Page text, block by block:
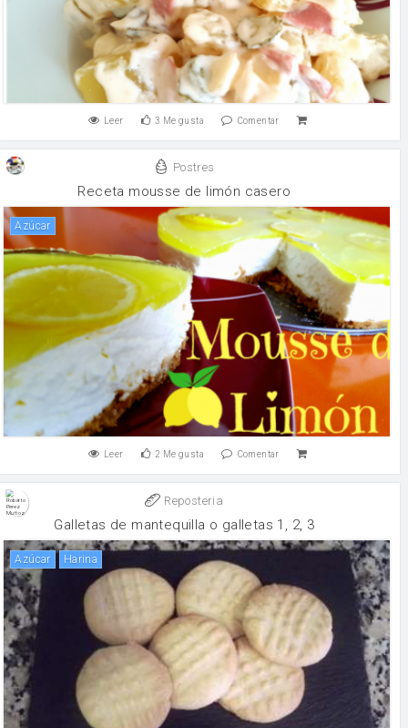
Leer 3 Me gusta Comentar
Postres
Receta mousse de limón casero
Azúcar
Leer 2 Me gusta Comentar
Reposteria
Galletas de mantequilla o galletas 1, 2, 3
Azúcar harina